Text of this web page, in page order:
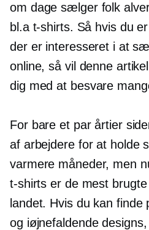
om dage sælger folk
bl.a t-shirts. Så hvis du
der er interesseret i at
online, så vil denne
dig med at besvare
For bare et par årtier
af arbejdere for at holde
varmere måneder, men
t-shirts er de mest
landet. Hvis du kan finde
og iøjnefaldendedesigns,